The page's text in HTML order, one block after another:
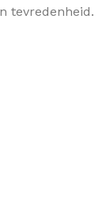
tevredenheid.